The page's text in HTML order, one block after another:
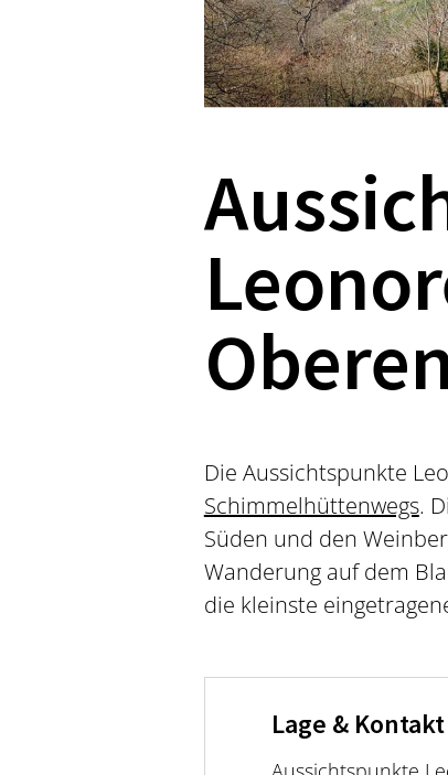
Die Aussichtspunkte
Schimmelhüttenwegs.
Süden und den
Wanderung auf dem
die kleinste
Lage & Kontakt